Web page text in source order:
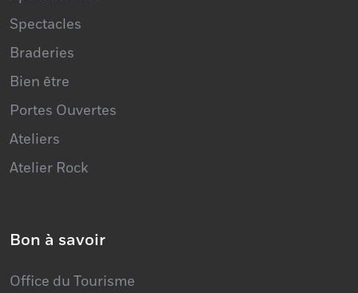
Braderies
Bien être
Portes Ouvertes
Ateliers
Atelier Rock
Parkings